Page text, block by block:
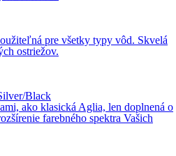
pre všetky typy vôd. Skvelá
ostriežov.
Black
ako klasická Aglia, len doplnená o
farebného spektra Vašich